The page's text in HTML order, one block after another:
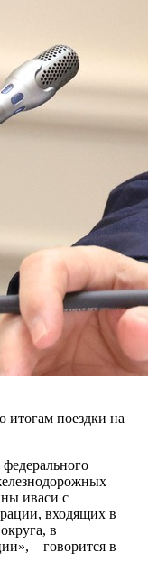
итогам поездки на
иваси с
входящих в
в
– говорится в